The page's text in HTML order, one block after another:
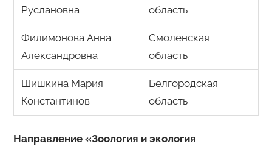
Руслановна
область
Филимонова Анна
Александровна
Смоленская
область
Шишкина Мария
Константинов
Белгородская
область
Направление «Зоология и экология